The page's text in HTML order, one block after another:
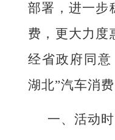
部署，进一步
费，更大力度
经省政府同
湖北”汽车消
一、活动